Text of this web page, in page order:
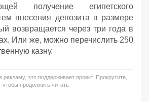
получение египетского
внесения депозита в размере
возвращается через три года в
Или же, можно перечислить 250
казну.
это поддерживает проект. Прокрутите,
чтобы продолжить читать